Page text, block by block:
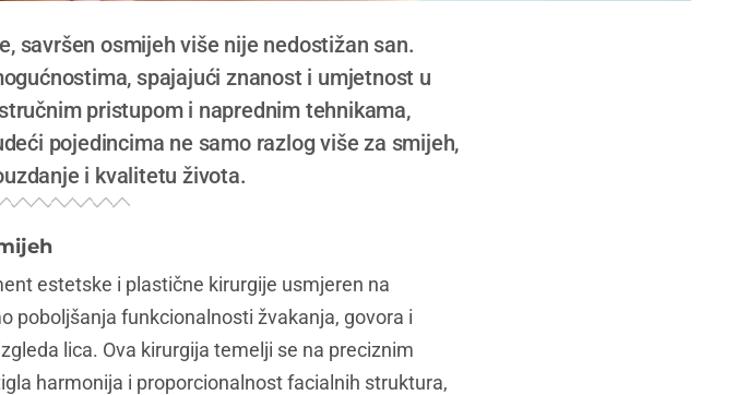
savršen osmijeh više nije nedostižan san.
spajajući znanost i umjetnost u
pristupom i naprednim tehnikama,
pojedincima ne samo razlog više za smijeh,
i kvalitetu života.
estetske i plastične kirurgije usmjeren na
poboljšanja funkcionalnosti žvakanja, govora i
lica. Ova kirurgija temelji se na preciznim
harmonija i proporcionalnost facialnih struktura,